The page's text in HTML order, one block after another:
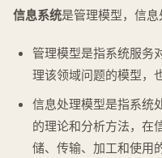
信息系统是管理模型，信息
管理模型是指系统服务
理该领域问题的模型，
信息处理模型是指系统
的理论和分析方法，在
储、传输、加工和使用